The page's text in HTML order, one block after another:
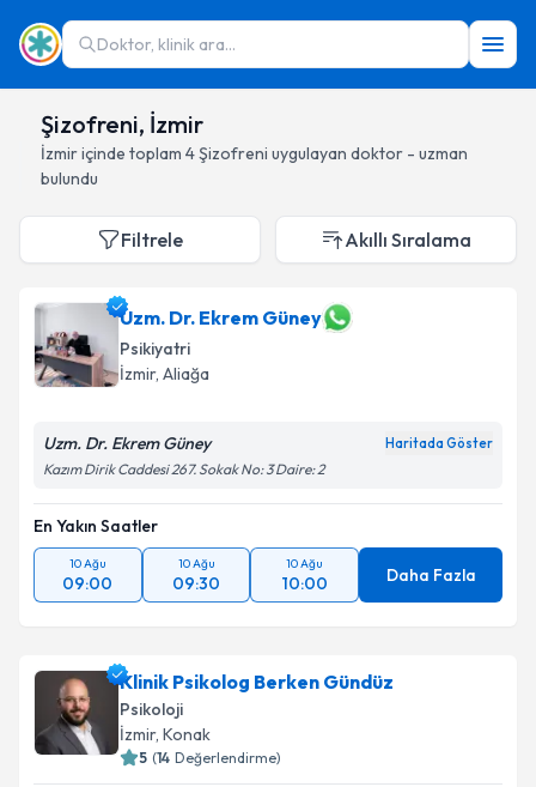
Doktor, klinik ara...
Şizofreni, İzmir
İzmiriçinde toplam 4Şizofreni uygulayan doktor - uzman
bulundu
Filtrele Akıllı Sıralama
Uzm. Dr. Ekrem Güney
Psikiyatri
İzmir, Aliağa
Uzm. Dr. Ekrem Güney Haritada Göster
Kazım Dirik Caddesi 267. Sokak No: 3 Daire: 2
En Yakın Saatler
10 Ağu
09:00
10 Ağu
09:30
10 Ağu
10:00 Daha Fazla
Klinik Psikolog Berken Gündüz
Psikoloji
İzmir, Konak
5 (14 Değerlendirme)